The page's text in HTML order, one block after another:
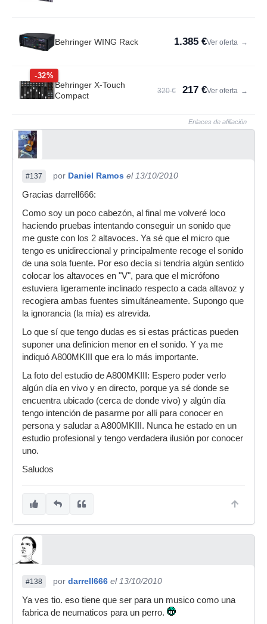
Behringer WING Rack 1.385 €Ver oferta →
-32%
Behringer X-Touch
Compact
320 € 217 €Ver oferta →
Enlaces de afiliación
#137 por Daniel Ramos el 13/10/2010
Gracias darrell666:
Como soy un poco cabezón, al final me volveré loco
haciendo pruebas intentando conseguir un sonido que
me guste con los 2 altavoces. Ya sé que el micro que
tengo es unidireccional y principalmente recoge el sonido
de una sola fuente. Por eso decía si tendría algún sentido
colocar los altavoces en "V", para que el micrófono
estuviera ligeramente inclinado respecto a cada altavoz y
recogiera ambas fuentes simultáneamente. Supongo que
la ignorancia (la mía) es atrevida.
Lo que sí que tengo dudas es si estas prácticas pueden
suponer una definicion menor en el sonido. Y ya me
indiquó A800MKIII que era lo más importante.
La foto del estudio de A800MKIII: Espero poder verlo
algún día en vivo y en directo, porque ya sé donde se
encuentra ubicado (cerca de donde vivo) y algún día
tengo intención de pasarme por allí para conocer en
persona y saludar a A800MKIII. Nunca he estado en un
estudio profesional y tengo verdadera ilusión por conocer
uno.
Saludos
#138 por darrell666 el 13/10/2010
Ya ves tio. eso tiene que ser para un musico como una
fabrica de neumaticos para un perro.